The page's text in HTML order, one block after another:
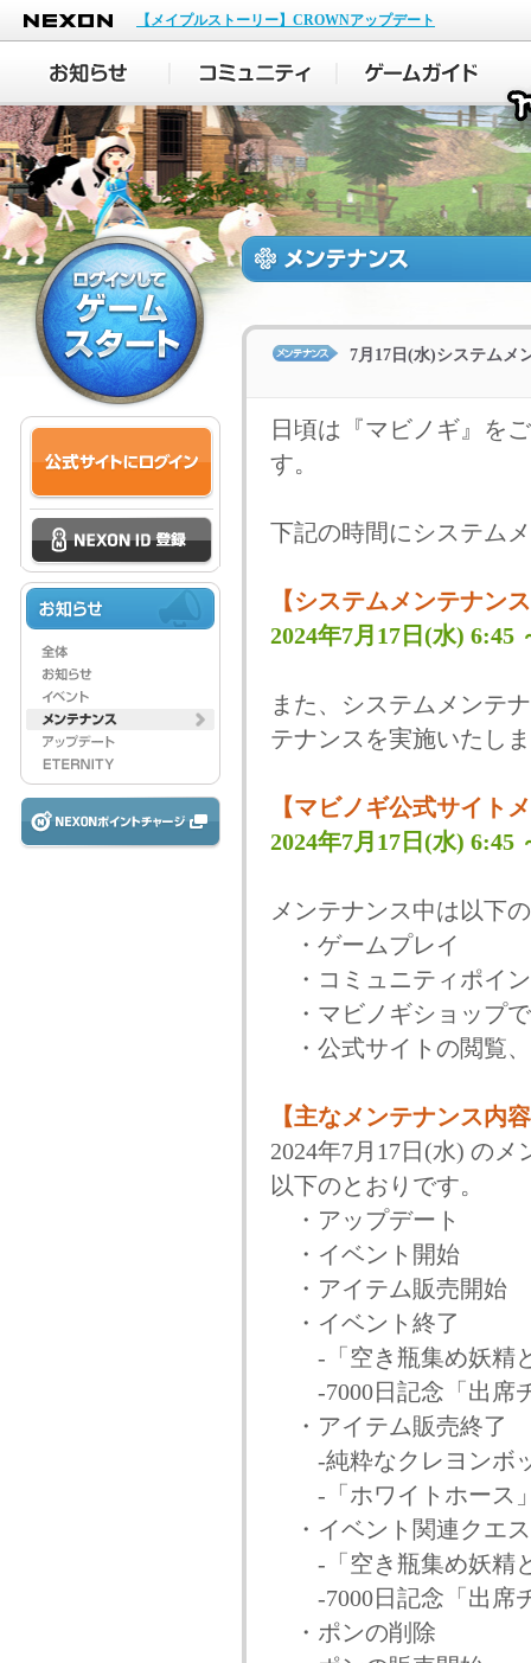
NEXON
【メイプルストーリー】CROWNアップデート
7月17日(水)システムメ
日頃は『マビノギ』を
す。
下記の時間にシステム
【システムメンテナン
2024年7月17日(水) 6:45
また、システムメンテ
テナンスを実施いたし
【マビノギ公式サイト
2024年7月17日(水) 6:45
メンテナンス中は以下
・ゲームプレイ
・コミュニティポイ
・マビノギショップ
・公式サイトの閲覧
【主なメンテナンス内
2024年7月17日(水) の
以下のとおりです。
・アップデート
・イベント開始
・アイテム販売開始
・イベント終了
-「空き瓶集め妖精と
-7000日記念「出席
・アイテム販売終了
-純粋なクレヨンボ
-「ホワイトホース
・イベント関連クエ
-「空き瓶集め妖精と
-7000日記念「出席
・ポンの削除